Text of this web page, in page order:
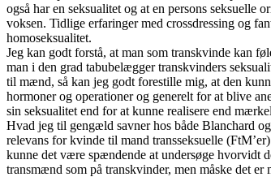
også har en seksualitet og at en persons seksuelle
voksen. Tidlige erfaringer med crossdressing og
homoseksualitet.
Jeg kan godt forstå, at man som transkvinde kan
man i den grad tabubelægger transkvinders
til mænd, så kan jeg godt forestille mig, at den
hormoner og operationer og generelt for at blive
sin seksualitet end for at kunne realisere end
Hvad jeg til gengæld savner hos både Blanchard
relevans for kvinde til mand transseksuelle
kunne det være spændende at undersøge hvorvidt
transmænd som på transkvinder, men måske det